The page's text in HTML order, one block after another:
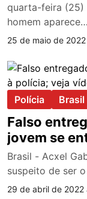
quarta-feira (25)
homem aparece…
25 de maio de
Polícia Brasil
Falso
jovem se
Brasil - Acxel
suspeito de ser
29 de abril de 2022